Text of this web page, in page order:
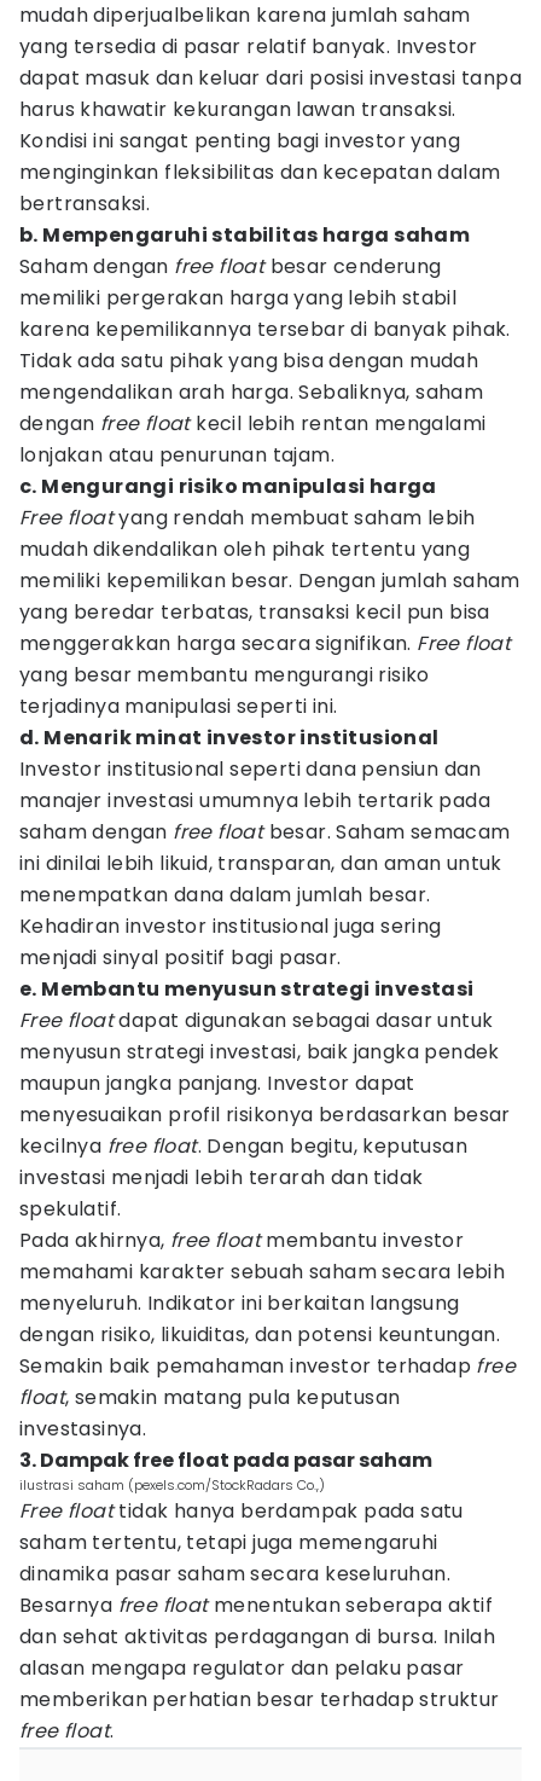
mudah diperjualbelikan karena jumlah saham
yang tersedia di pasar relatif banyak. Investor
dapat masuk dan keluar dari posisi investasi tanpa
harus khawatir kekurangan lawan transaksi.
Kondisi ini sangat penting bagi investor yang
menginginkan fleksibilitas dan kecepatan dalam
bertransaksi.
b. Mempengaruhi stabilitas harga saham
Saham dengan free floatbesar cenderung
memiliki pergerakan harga yang lebih stabil
karena kepemilikannya tersebar di banyak pihak.
Tidak ada satu pihak yang bisa dengan mudah
mengendalikan arah harga. Sebaliknya, saham
dengan free floatkecil lebih rentan mengalami
lonjakan atau penurunan tajam.
c. Mengurangi risiko manipulasi harga
Free floatyang rendah membuat saham lebih
mudah dikendalikan oleh pihak tertentu yang
memiliki kepemilikan besar. Dengan jumlah saham
yang beredar terbatas, transaksi kecil pun bisa
menggerakkan harga secara signifikan. Free float
yang besar membantu mengurangi risiko
terjadinya manipulasi seperti ini.
d. Menarik minat investor institusional
Investor institusional seperti dana pensiun dan
manajer investasi umumnya lebih tertarik pada
saham dengan free floatbesar. Saham semacam
ini dinilai lebih likuid, transparan, dan aman untuk
menempatkan dana dalam jumlah besar.
Kehadiran investor institusional juga sering
menjadi sinyal positif bagi pasar.
e. Membantu menyusun strategi investasi
Free floatdapat digunakan sebagai dasar untuk
menyusun strategi investasi, baik jangka pendek
maupun jangka panjang. Investor dapat
menyesuaikan profil risikonya berdasarkan besar
kecilnya free float. Dengan begitu, keputusan
investasi menjadi lebih terarah dan tidak
spekulatif.
Pada akhirnya, free floatmembantu investor
memahami karakter sebuah saham secara lebih
menyeluruh. Indikator ini berkaitan langsung
dengan risiko, likuiditas, dan potensi keuntungan.
Semakin baik pemahaman investor terhadap free
float, semakin matang pula keputusan
investasinya.
3. Dampak free float pada pasar saham
ilustrasi saham (pexels.com/StockRadars Co.,)
Free floattidak hanya berdampak pada satu
saham tertentu, tetapi juga memengaruhi
dinamika pasar saham secara keseluruhan.
Besarnya free floatmenentukan seberapa aktif
dan sehat aktivitas perdagangan di bursa. Inilah
alasan mengapa regulator dan pelaku pasar
memberikan perhatian besar terhadap struktur
free float.